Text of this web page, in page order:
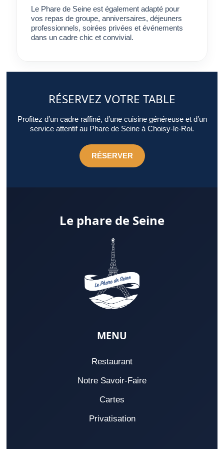
Le Phare de Seine est également adapté pour
vos repas de groupe, anniversaires, déjeuners
professionnels, soirées privées et événements
dans un cadre chic et convivial.
RÉSERVEZ VOTRE TABLE
Profitez d’un cadre raffiné, d’une cuisine généreuse et d’un
service attentif au Phare de Seine à Choisy-le-Roi.
RÉSERVER
Le phare de Seine
MENU
Restaurant
Notre Savoir-Faire
Cartes
Privatisation